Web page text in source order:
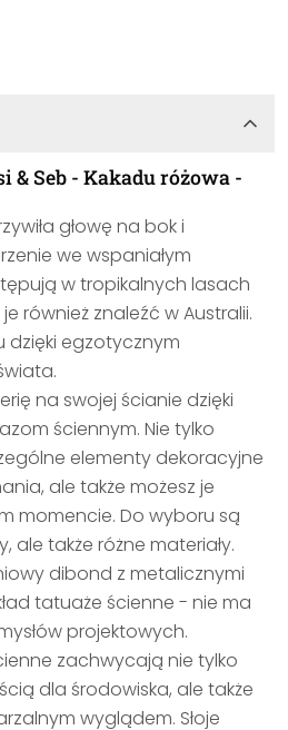
& Seb - Kakadu różowa -
głowę na bok i
we wspaniałym
w tropikalnych lasach
również znaleźć w Australii.
dzięki egzotycznym
na swojej ścianie dzięki
ściennym. Nie tylko
elementy dekoracyjne
ale także możesz je
momencie. Do wyboru są
ale także różne materiały.
dibond z metalicznymi
tatuaże ścienne - nie ma
projektowych.
zachwycają nie tylko
dla środowiska, ale także
wyglądem. Słoje